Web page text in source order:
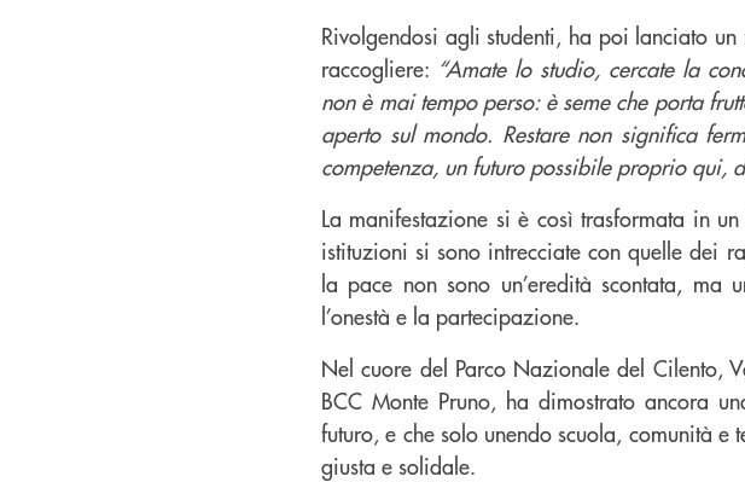
Rivolgendosi agli studenti, ha poi lanciato
raccogliere: “Amate lo studio, cercate la
non è mai tempo perso: è seme che porta
aperto sul mondo. Restare non significa
competenza, un futuro possibile proprio qui,
La manifestazione si è così trasformata in
istituzioni si sono intrecciate con quelle dei
la pace non sono un’eredità scontata, ma
l’onestà e la partecipazione.
Nel cuore del Parco Nazionale del Cilento,
BCC Monte Pruno, ha dimostrato ancora
futuro, e che solo unendo scuola, comunità
giusta e solidale.